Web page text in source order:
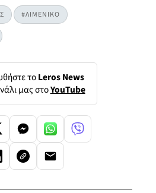
#ΛΙΜΕΝΙΚΟ
τοLeros News
μας στοYouTube